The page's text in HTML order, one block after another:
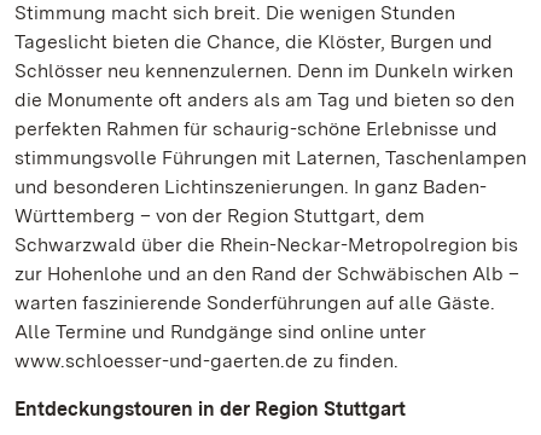
Stimmung macht sich breit. Die wenigen Stunden
Tageslicht bieten die Chance, die Klöster, Burgen und
Schlösser neu kennenzulernen. Denn im Dunkeln wirken
die Monumente oft anders als am Tag und bieten so den
perfekten Rahmen für schaurig-schöne Erlebnisse und
stimmungsvolle Führungen mit Laternen, Taschenlampen
und besonderen Lichtinszenierungen. In ganz Baden-
Württemberg – von der Region Stuttgart, dem
Schwarzwald über die Rhein-Neckar-Metropolregion bis
zur Hohenlohe und an den Rand der Schwäbischen Alb –
warten faszinierende Sonderführungen auf alle Gäste.
Alle Termine und Rundgänge sind online unter
www.schloesser-und-gaerten.de zu finden.
Entdeckungstouren in der Region Stuttgart